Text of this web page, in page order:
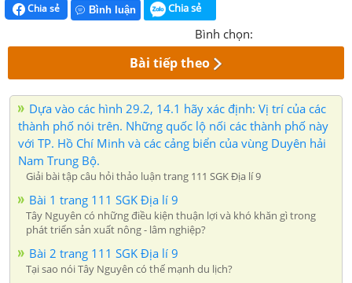
Chia sẻ Bình luận Chia sẻ
Bình chọn:
Bài tiếp theo
Dựa vào các hình 29.2, 14.1 hãy xác định: Vị trí của các
thành phố nói trên. Những quốc lộ nối các thành phố này
với TP. Hồ Chí Minh và các cảng biển của vùng Duyên hải
Nam Trung Bộ.
Giải bài tập câu hỏi thảo luận trang 111 SGK Địa lí 9
Bài 1 trang 111 SGK Địa lí 9
Tây Nguyên có những điều kiện thuận lợi và khó khăn gì trong
phát triển sản xuất nông - lâm nghiệp?
Bài 2 trang 111 SGK Địa lí 9
Tại sao nói Tây Nguyên có thế mạnh du lịch?